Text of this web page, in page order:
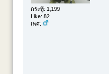
กระทู้: 1,199
Like: 82
เพศ: